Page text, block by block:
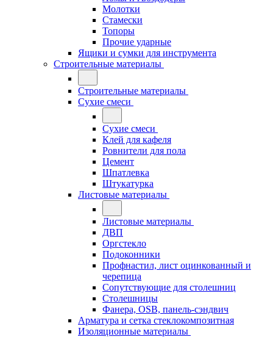
Молотки
Стамески
Топоры
Прочие ударные
Ящики и сумки для инструмента
Строительные материалы
Строительные материалы
Сухие смеси
Сухие смеси
Клей для кафеля
Ровнители для пола
Цемент
Шпатлевка
Штукатурка
Листовые материалы
Листовые материалы
ДВП
Оргстекло
Подоконники
Профнастил, лист оцинкованный и
черепица
Сопутствующие для столешниц
Столешницы
Фанера, OSB, панель-сэндвич
Арматура и сетка стеклокомпозитная
Изоляционные материалы